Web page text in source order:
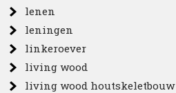
lenen
leningen
linkeroever
living wood
living wood houtskeletbouw